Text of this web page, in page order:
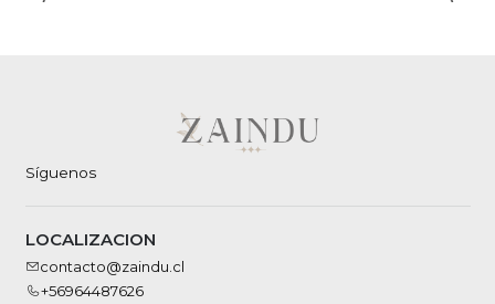
Síguenos
LOCALIZACION
contacto@zaindu.cl
+56964487626